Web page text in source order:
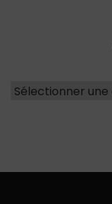
Catégories